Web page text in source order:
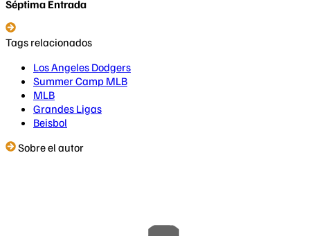
Séptima Entrada
Tags relacionados
Los Angeles Dodgers
Summer Camp MLB
MLB
Grandes Ligas
Beisbol
Sobre el autor